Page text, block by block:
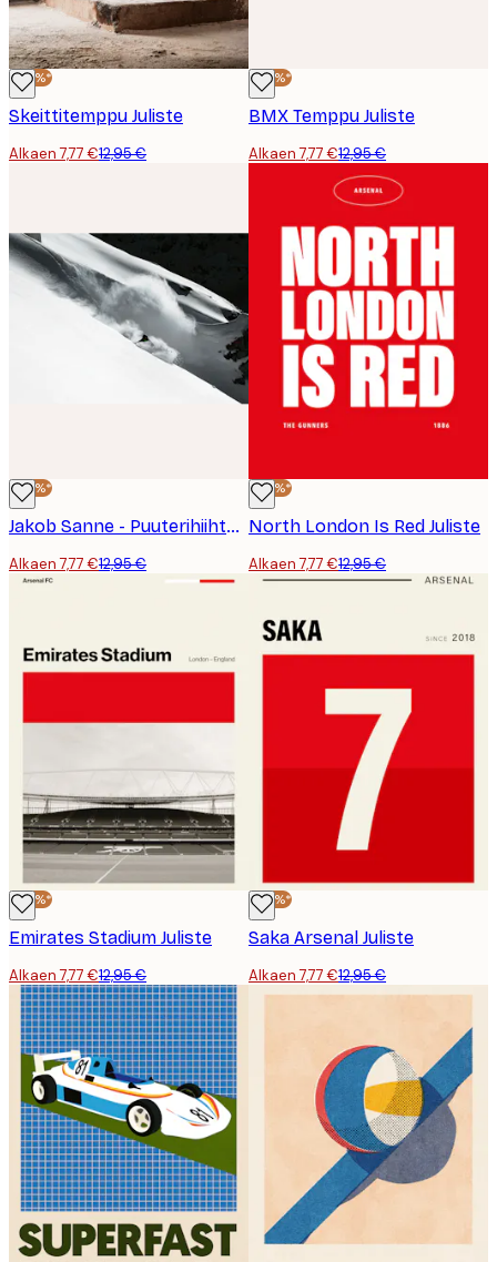
-40%*
Skeittitemppu Juliste
Alkaen 7,77 €12,95 €
-40%*
BMX Temppu Juliste
Alkaen 7,77 €12,95 €
-40%*
Jakob Sanne - Puuterihiihto Juliste
Alkaen 7,77 €12,95 €
-40%*
North London Is Red Juliste
Alkaen 7,77 €12,95 €
-40%*
Emirates Stadium Juliste
Alkaen 7,77 €12,95 €
-40%*
Saka Arsenal Juliste
Alkaen 7,77 €12,95 €